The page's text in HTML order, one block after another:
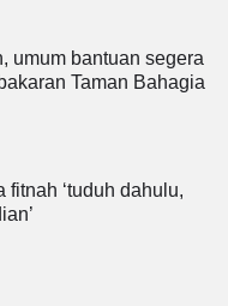
umum bantuan segera
Taman Bahagia
fitnah ‘tuduh dahulu,